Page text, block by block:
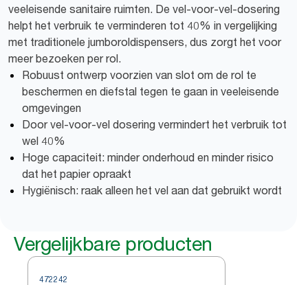
veeleisende sanitaire ruimten. De vel-voor-vel-dosering
helpt het verbruik te verminderen tot 40% in vergelijking
met traditionele jumboroldispensers, dus zorgt het voor
meer bezoeken per rol.
Robuust ontwerp voorzien van slot om de rol te
beschermen en diefstal tegen te gaan in veeleisende
omgevingen
Door vel-voor-vel dosering vermindert het verbruik tot
wel 40%
Hoge capaciteit: minder onderhoud en minder risico
dat het papier opraakt
Hygiënisch: raak alleen het vel aan dat gebruikt wordt
Vergelijkbare producten
472242